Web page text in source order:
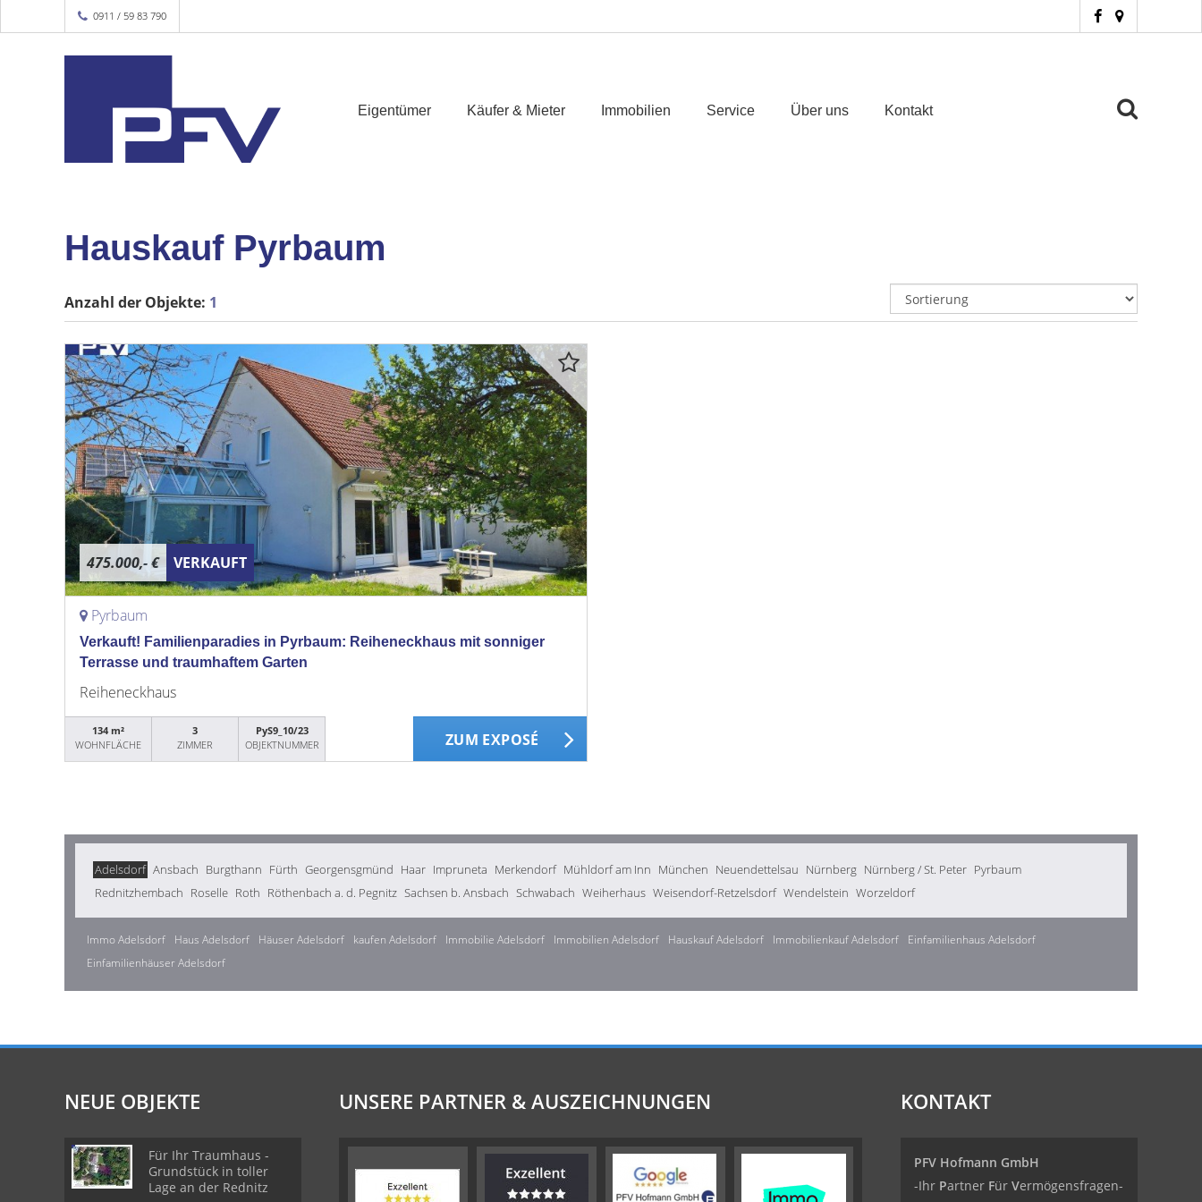
0911 / 59 83 790
Eigentümer Käufer & Mieter Immobilien Service Über uns Kontakt
Hauskauf Pyrbaum
Anzahl der Objekte: 1
475.000,- € VERKAUFT
Pyrbaum
Verkauft! Familienparadies in Pyrbaum: Reiheneckhaus mit sonniger
Terrasse und traumhaftem Garten
Reiheneckhaus
134 m²
WOHNFLÄCHE
3
ZIMMER
PyS9_10/23
OBJEKTNUMMER
ZUM EXPOSÉ
Adelsdorf Ansbach Burgthann Fürth Georgensgmünd Haar Impruneta Merkendorf Mühldorf am Inn München Neuendettelsau Nürnberg Nürnberg / St. Peter Pyrbaum
Rednitzhembach Roselle Roth Röthenbach a. d. Pegnitz Sachsen b. Ansbach Schwabach Weiherhaus Weisendorf-Retzelsdorf Wendelstein Worzeldorf
Immo Adelsdorf Haus Adelsdorf Häuser Adelsdorf kaufen Adelsdorf Immobilie Adelsdorf Immobilien Adelsdorf Hauskauf Adelsdorf Immobilienkauf Adelsdorf
Einfamilienhaus Adelsdorf
Einfamilienhäuser Adelsdorf
NEUE OBJEKTE
Für Ihr Traumhaus -
Grundstück in toller
Lage an der Rednitz
UNSERE PARTNER & AUSZEICHNUNGEN KONTAKT
PFV Hofmann GmbH
-Ihr Partner Für Vermögensfragen-